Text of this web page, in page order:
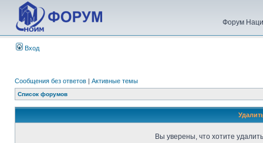
Форум
Вход
Сообщения без ответов | Активные темы
Список форумов
Вы уверены, что хотите